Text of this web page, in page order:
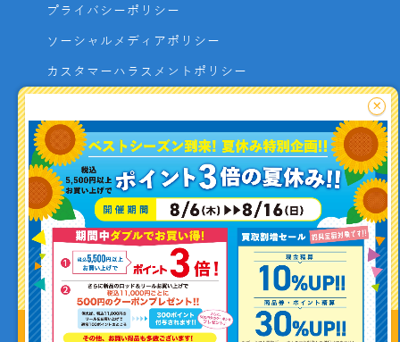
釣り情報を
投稿する
プライバシーポリシー
ソーシャルメディアポリシー
カスタマーハラスメントポリシー
よくあるご質問
お問い合わせ
利用者資金の保全方法
Copyright (C) ISHIGURO co.,ltd All Rights Reserved.
×